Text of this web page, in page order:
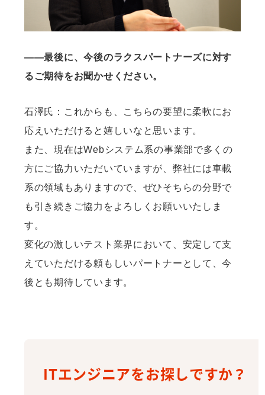
——最後に、今後のラクスパートナーズに対す
るご期待をお聞かせください。
石澤氏：これからも、こちらの要望に柔軟にお
応えいただけると嬉しいなと思います。
また、現在はWebシステム系の事業部で多くの
方にご協力いただいていますが、弊社には車載
系の領域もありますので、ぜひそちらの分野で
も引き続きご協力をよろしくお願いいたしま
す。
変化の激しいテスト業界において、安定して支
えていただける頼もしいパートナーとして、今
後とも期待しています。
ITエンジニアをお探しですか？